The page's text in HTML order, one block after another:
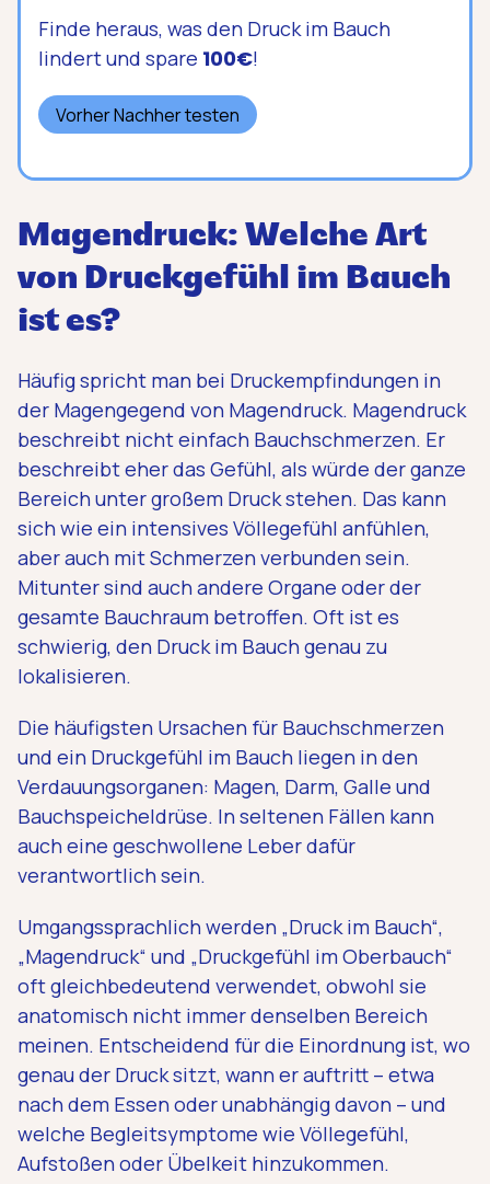
Finde heraus, was den Druck im Bauch
lindert und spare 100€!
Vorher Nachher testen
Magendruck: Welche Art
von Druckgefühl im Bauch
ist es?
Häufig spricht man bei Druckempfindungen in
der Magengegend von Magendruck. Magendruck
beschreibt nicht einfach Bauchschmerzen. Er
beschreibt eher das Gefühl, als würde der ganze
Bereich unter großem Druck stehen. Das kann
sich wie ein intensives Völlegefühl anfühlen,
aber auch mit Schmerzen verbunden sein.
Mitunter sind auch andere Organe oder der
gesamte Bauchraum betroffen. Oft ist es
schwierig, den Druck im Bauch genau zu
lokalisieren.
Die häufigsten Ursachen für Bauchschmerzen
und ein Druckgefühl im Bauch liegen in den
Verdauungsorganen: Magen, Darm, Galle und
Bauchspeicheldrüse. In seltenen Fällen kann
auch eine geschwollene Leber dafür
verantwortlich sein.
Umgangssprachlich werden „Druck im Bauch“,
„Magendruck“ und „Druckgefühl im Oberbauch“
oft gleichbedeutend verwendet, obwohl sie
anatomisch nicht immer denselben Bereich
meinen. Entscheidend für die Einordnung ist, wo
genau der Druck sitzt, wann er auftritt – etwa
nach dem Essen oder unabhängig davon – und
welche Begleitsymptome wie Völlegefühl,
Aufstoßen oder Übelkeit hinzukommen.